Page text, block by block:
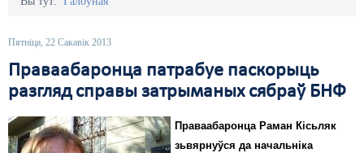
Пятніца, 22 Сакавік 2013
Праваабаронца патрабуе паскорыць
разгляд справы затрыманых сябраў БНФ
Праваабаронца Раман Кісьляк
зьвярнуўся да начальніка
Безбар'ернае асяродзьдзе
Выбары
Грамадзянскія ініцыятывы
Кантакт
Пра нас
RSS